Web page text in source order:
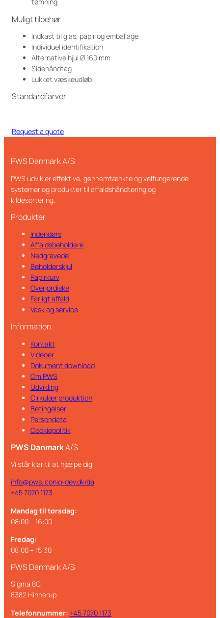
Muligt tilbehør
Indkast til glas, papir og emballage
Individuel identifikation
Alternative hjul Ø 160 mm
Sidehåndtag
Lukket væskeudløb
Standardfarver
Request a quote
PWS Danmark A/S
PWS udvikler effektive, gennemtænkte og velfungerende
systemer og produkter til affaldshåndtering og
kildesortering.
Produkter
Indendørs
Affaldsbeholdere
Nedgravede
Beholderskjul
Papirkurv
Overjordiske
Farligt affald
Vask og service
Information
Kontakt
Videoer
Dokument download
Om PWS
Udvikling
Cirkulær produktion
Betingelser
Persondata
Cookiepolitik
PWS DanmarkA/S
Vi står klar til at hjælpe dig
info@pws.iconiq-dev.dk/da
+45 7070 1173
Mandag til torsdag:
08:00 – 16:00
Fredag:
08:00 – 15:30
PWS Danmark A/S
Sigma 8C
8382 Hinnerup
Telefonnummer: +45 7070 1173